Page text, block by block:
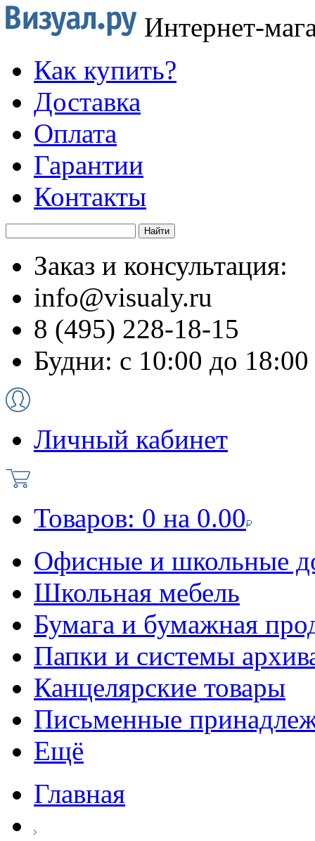
Интернет-
Как купить?
Доставка
Оплата
Гарантии
Контакты
Заказ и консультация:
info@visualy.ru
8 (495) 228-18-15
Будни: с 10:00 до 18:00
Личный кабинет
Товаров: 0 на 0.00
Офисные и школьные
Школьная мебель
Бумага и бумажная
Папки и системы
Канцелярские товары
Письменные
Ещё
Главная